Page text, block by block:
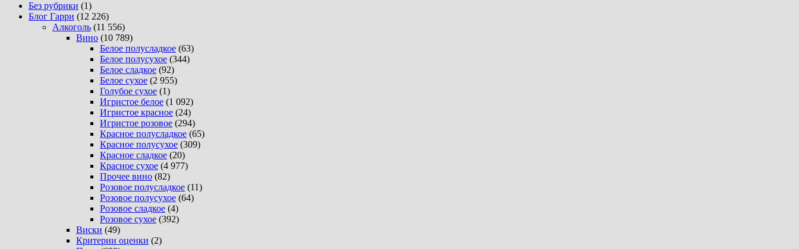
Без рубрики (1)
Блог Гарри (12 226)
Алкоголь (11 556)
Вино (10 789)
Белое полусладкое (63)
Белое полусухое (344)
Белое сладкое (92)
Белое сухое (2 955)
Голубое сухое (1)
Игристое белое (1 092)
Игристое красное (24)
Игристое розовое (294)
Красное полусладкое (65)
Красное полусухое (309)
Красное сладкое (20)
Красное сухое (4 977)
Прочее вино (82)
Розовое полусладкое (11)
Розовое полусухое (64)
Розовое сладкое (4)
Розовое сухое (392)
Виски (49)
Критерии оценки (2)